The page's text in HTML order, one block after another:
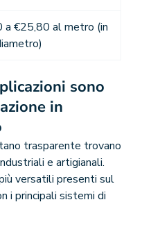
a €25,80 al metro (in
sono
in
trasparente trovano
e artigianali.
versatili presenti sul
i principali sistemi di